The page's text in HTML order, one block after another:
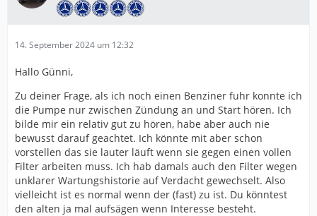
14. September 2024 um 12:32
Hallo Günni,
Zu deiner Frage, als ich noch einen Benziner fuhr konnte ich
die Pumpe nur zwischen Zündung an und Start hören. Ich
bilde mir ein relativ gut zu hören, habe aber auch nie
bewusst darauf geachtet. Ich könnte mit aber schon
vorstellen das sie lauter läuft wenn sie gegen einen vollen
Filter arbeiten muss. Ich hab damals auch den Filter wegen
unklarer Wartungshistorie auf Verdacht gewechselt. Also
vielleicht ist es normal wenn der (fast) zu ist. Du könntest
den alten ja mal aufsägen wenn Interesse besteht.